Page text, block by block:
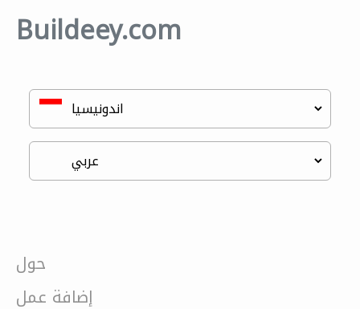
Buildeey.com
حول
إضافة عمل